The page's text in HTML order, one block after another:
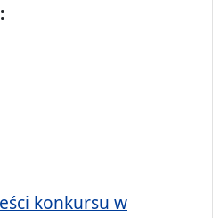
konkursu w